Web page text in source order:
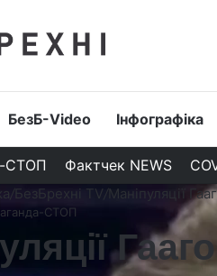
БезБ-Video Інфографіка
СТОП Фактчек NEWS
/БезБрехні TV/Маніпуляції
СТОП